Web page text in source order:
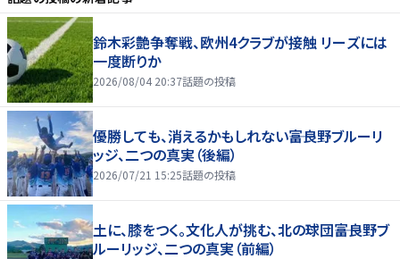
鈴木彩艶争奪戦、欧州4クラブが接触 リーズには
一度断りか
2026/08/04 20:37話題の投稿
優勝しても、消えるかもしれない――富良野ブルーリ
ッジ、二つの真実（後編）
2026/07/21 15:25話題の投稿
土に、膝をつく。文化人が挑む、北の球団――富良野ブ
ルーリッジ、二つの真実（前編）